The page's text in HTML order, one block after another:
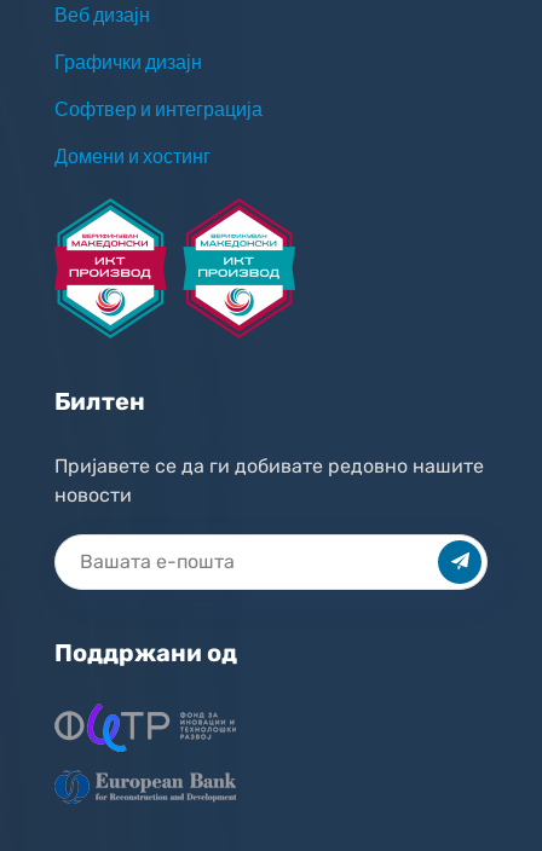
Веб дизајн
Графички дизајн
Софтвер и интеграција
Домени и хостинг
Билтен
Пријавете се да ги добивате редовно нашите
новости
Поддржани од